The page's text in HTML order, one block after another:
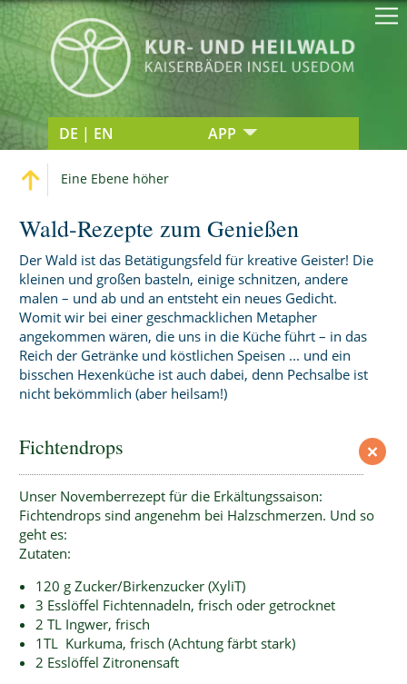
DE | EN APP
Eine Ebene höher
Wald-Rezepte zum Genießen
Der Wald ist das Betätigungsfeld für kreative Geister! Die
kleinen und großen basteln, einige schnitzen, andere
malen – und ab und an entsteht ein neues Gedicht.
Womit wir bei einer geschmacklichen Metapher
angekommen wären, die uns in die Küche führt – in das
Reich der Getränke und köstlichen Speisen ... und ein
bisschen Hexenküche ist auch dabei, denn Pechsalbe ist
nicht bekömmlich (aber heilsam!)
Fichtendrops
Unser Novemberrezept für die Erkältungssaison:
Fichtendrops sind angenehm bei Halzschmerzen. Und so
geht es:
Zutaten:
120 g Zucker/Birkenzucker (XyliT)
3 Esslöffel Fichtennadeln, frisch oder getrocknet
2 TL Ingwer, frisch
1TL Kurkuma, frisch (Achtung färbt stark)
2 Esslöffel Zitronensaft